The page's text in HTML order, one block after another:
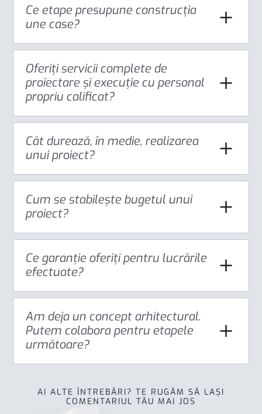
Ce etape presupune construcția
une case?
Oferiți servicii complete de
proiectare și execuție cu personal
propriu calificat?
Cât durează, în medie, realizarea
unui proiect?
Cum se stabilește bugetul unui
proiect?
Ce garanție oferiți pentru lucrările
efectuate?
Am deja un concept arhitectural.
Putem colabora pentru etapele
următoare?
AI ALTE ÎNTREBĂRI? TE RUGĂM SĂ LAȘI
COMENTARIUL TĂU MAI JOS